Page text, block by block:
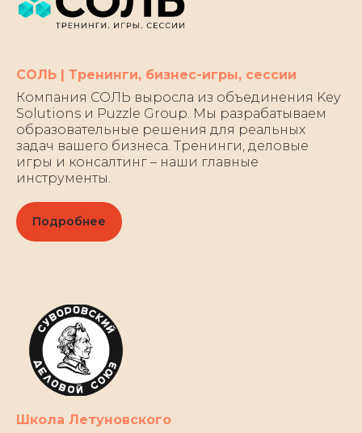
СОЛЬ | Тренинги, бизнес-игры, сессии
Компания СОЛЬ выросла из объединения Key
Solutions и Puzzle Group. Мы разрабатываем
образовательные решения для реальных
задач вашего бизнеса. Тренинги, деловые
игры и консалтинг – наши главные
инструменты.
Подробнее
Школа Летуновского